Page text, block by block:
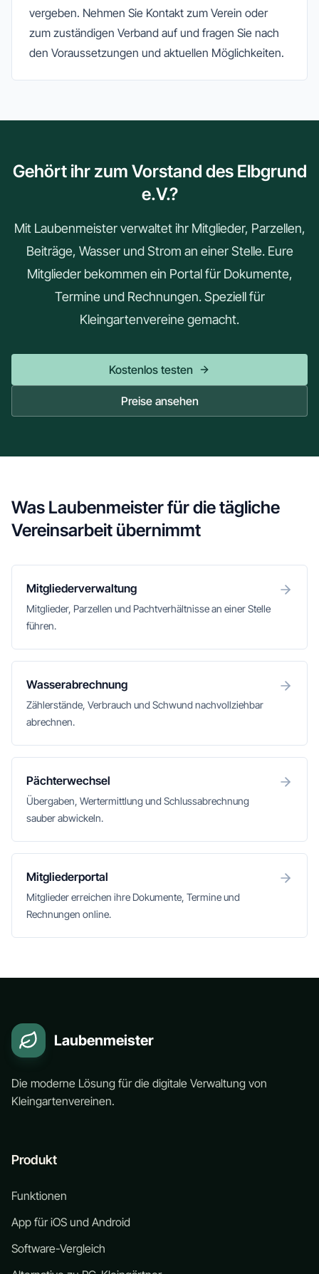
vergeben. Nehmen Sie Kontakt zum Verein oder
zum zuständigen Verband auf und fragen Sie nach
den Voraussetzungen und aktuellen Möglichkeiten.
Gehört ihr zum Vorstand des Elbgrund
e.V.?
Mit Laubenmeister verwaltet ihr Mitglieder, Parzellen,
Beiträge, Wasser und Strom an einer Stelle. Eure
Mitglieder bekommen ein Portal für Dokumente,
Termine und Rechnungen. Speziell für
Kleingartenvereine gemacht.
Kostenlos testen
Preise ansehen
Was Laubenmeister für die tägliche
Vereinsarbeit übernimmt
Mitgliederverwaltung
Mitglieder, Parzellen und Pachtverhältnisse an einer Stelle
führen.
Wasserabrechnung
Zählerstände, Verbrauch und Schwund nachvollziehbar
abrechnen.
Pächterwechsel
Übergaben, Wertermittlung und Schlussabrechnung
sauber abwickeln.
Mitgliederportal
Mitglieder erreichen ihre Dokumente, Termine und
Rechnungen online.
Laubenmeister
Die moderne Lösung für die digitale Verwaltung von
Kleingartenvereinen.
Produkt
Funktionen
App für iOS und Android
Software-Vergleich